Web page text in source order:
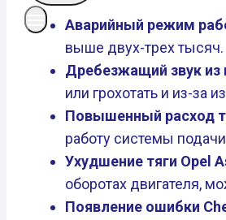
Аварийный режим
выше двух-трех тысяч.
Дребезжащий звук из
или грохотать и из-за
Повышенный расход
работу системы
Ухудшение тяги Opel
оборотах двигателя,
Появление ошибки